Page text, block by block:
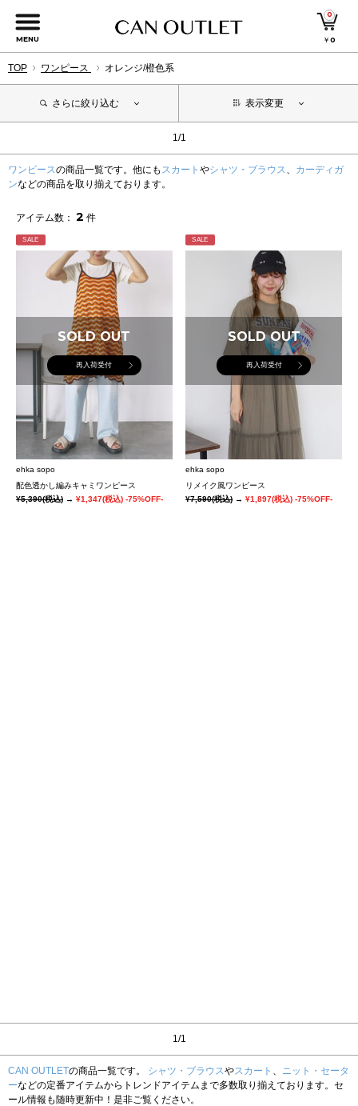
MENU
0
￥0
TOP ワンピース オレンジ/橙色系
さらに絞り込む 表示変更
1/1
ワンピースの商品一覧です。他にも スカート やシャツ・ブラウス、 カーディガ
ンなどの商品を取り揃えております。
アイテム数： 2 件
SALE
SOLD OUT
再入荷受付
ehka sopo
配色透かし編みキャミワンピース
¥5,390(税込) → ¥1,347(税込) -75%OFF-
SALE
SOLD OUT
再入荷受付
ehka sopo
リメイク風ワンピース
¥7,590(税込)→¥1,897(税込) -75%OFF-
1/1
CAN OUTLETの商品一覧です。 シャツ・ブラウスやスカート 、 ニット・セータ
ーなどの定番アイテムからトレンドアイテムまで多数取り揃えております。セ
ール情報も随時更新中！是非ご覧ください。